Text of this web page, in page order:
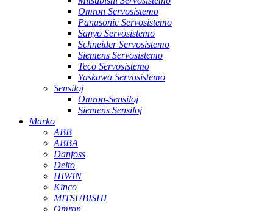
Omron Servosistemo
Panasonic Servosistemo
Sanyo Servosistemo
Schneider Servosistemo
Siemens Servosistemo
Teco Servosistemo
Yaskawa Servosistemo
Sensiloj
Omron-Sensiloj
Siemens Sensiloj
Marko
ABB
ABBA
Danfoss
Delto
HIWIN
Kinco
MITSUBISHI
Omron